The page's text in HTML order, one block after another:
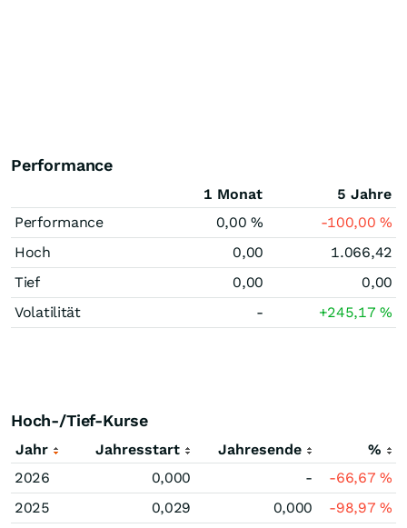
Performance
1 Monat
5 Jahre
Performance
0,00% -100,00%
Hoch
0,00
1.066,42
Tief
0,00
0,00
Volatilität
- +245,17%
Hoch-/Tief-Kurse
Jahr Jahresstart Jahresende
%
2026
0,000 - -66,67%
2025
0,029 0,000 -98,97%